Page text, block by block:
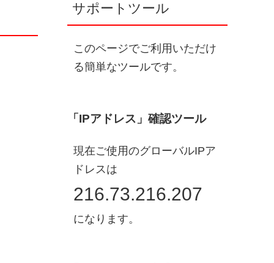
サポートツール
このページでご利用いただけ
る簡単なツールです。
「IPアドレス」確認ツール
現在ご使用のグローバルIPア
ドレスは
216.73.216.207
になります。